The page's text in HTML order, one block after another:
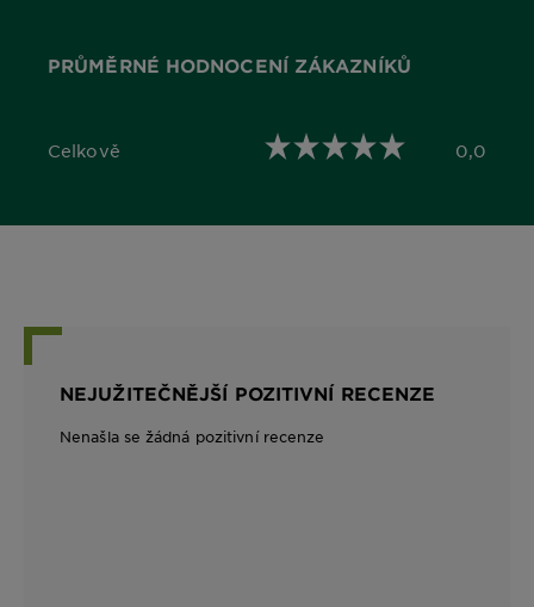
PRŮMĚRNÉ HODNOCENÍ ZÁKAZNÍKŮ
Celkově
0,0 out of 5 stars 0,0
NEJUŽITEČNĚJŠÍ POZITIVNÍ RECENZE
Nenašla se žádná pozitivní recenze